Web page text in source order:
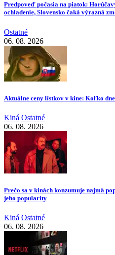
Predpoveď počasia na piatok:
ochladenie, Slovensko čaká výrazná
Ostatné
06. 08. 2026
Aktuálne ceny lístkov v kine: Koľko
Kiná Ostatné
06. 08. 2026
Prečo sa v kinách konzumuje najmä
jeho popularity
Kiná Ostatné
06. 08. 2026